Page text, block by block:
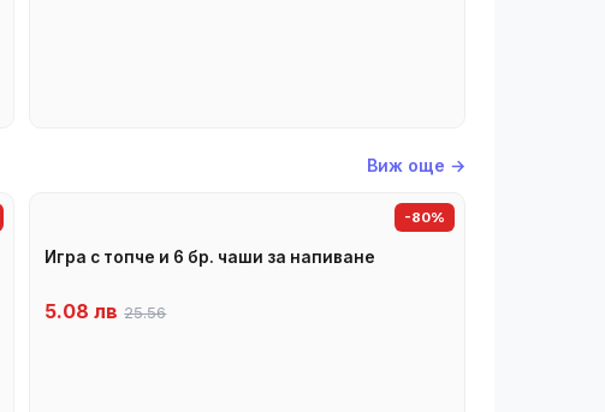
Виж още →
-80%
Игра с топче и 6 бр. чаши за напиване
5.08 лв 25.56